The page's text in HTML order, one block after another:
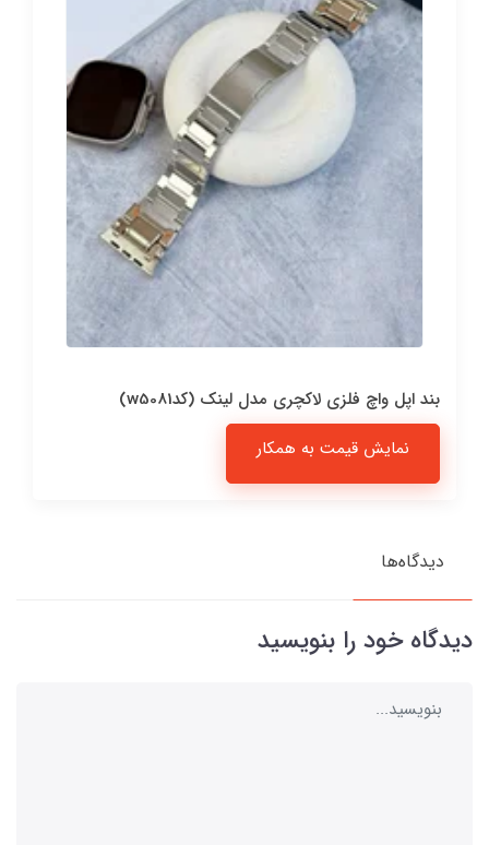
بند اپل واچ فلزی لاکچری مدل لینک (کدw5081)
نمایش قیمت به همکار
دیدگاه‌ها
دیدگاه خود را بنویسید